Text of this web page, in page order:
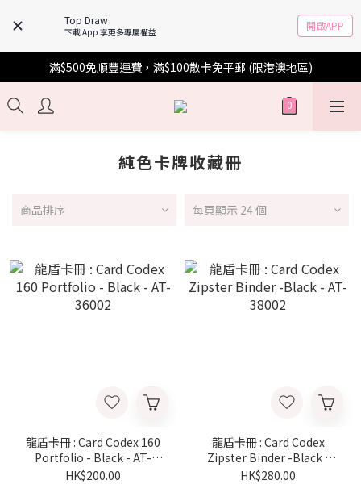
Top Draw
下載 App 享更多專屬權益 開啟APP
滿$500免順豐運費，滿$100散卡免平郵 (限港澳地區)
純色卡牌收藏冊
商品排序 每頁顯示 24 個
龍盾卡冊 : Card Codex 160
Portfolio - Black - AT-
36002
HK$200.00
龍盾卡冊 : Card Codex
Zipster Binder -Black -
AT-38002
HK$280.00